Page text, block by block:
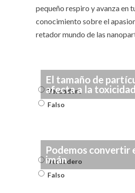
pequeño respiro y avanza en
conocimiento sobre el
retador mundo de las
El tamaño de
afecta a la toxicidad
Verdadero
Falso
Podemos convertir
imán
Verdadero
Falso